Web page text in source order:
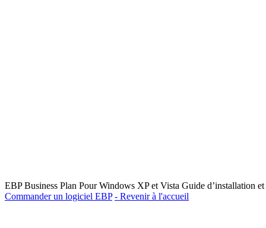
EBP Business Plan Pour Windows XP et Vista Guide d’installation
Commander un logiciel EBP - Revenir à l'accueil